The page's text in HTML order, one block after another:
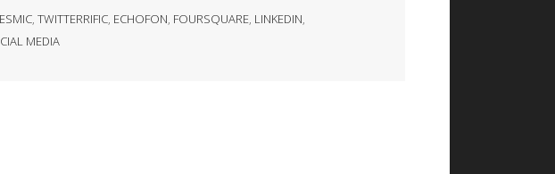
, TWITTERRIFIC, ECHOFON, FOURSQUARE, LINKEDIN,
MEDIA